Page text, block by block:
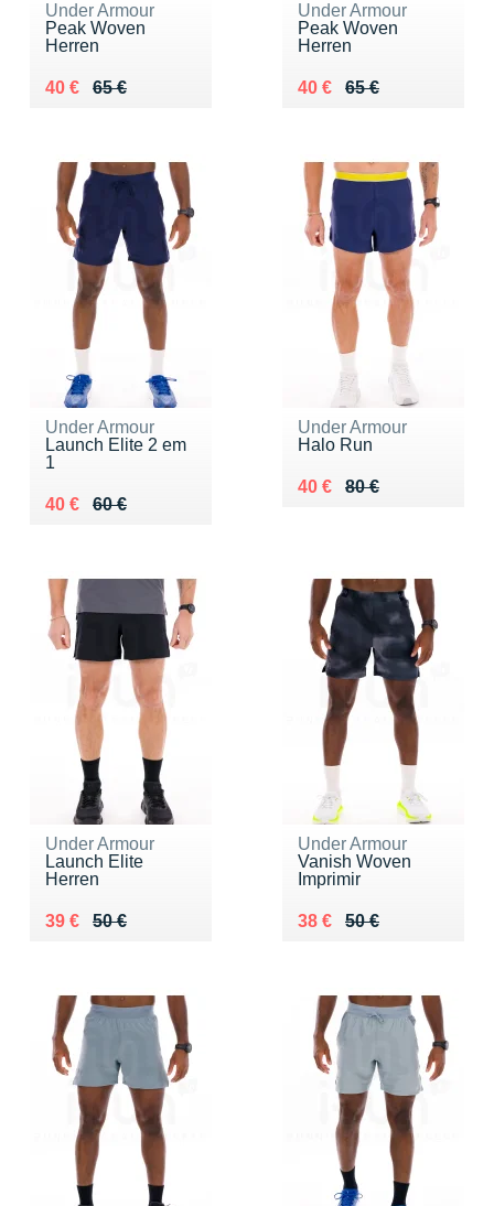
Under Armour
Peak Woven
Herren
65 €
Au lieu de 65 €
40 €
Vendu 40 €
Under Armour
Peak Woven
Herren
65 €
Au lieu de 65 €
40 €
Vendu 40 €
Under Armour
Launch Elite 2 em
1
60 €
Au lieu de 60 €
40 €
Vendu 40 €
Under Armour
Halo Run
80 €
Au lieu de 80 €
40 €
Vendu 40 €
Under Armour
Launch Elite
Herren
50 €
Au lieu de 50 €
39 €
Vendu 39 €
Under Armour
Vanish Woven
Imprimir
50 €
Au lieu de 50 €
38 €
Vendu 38 €